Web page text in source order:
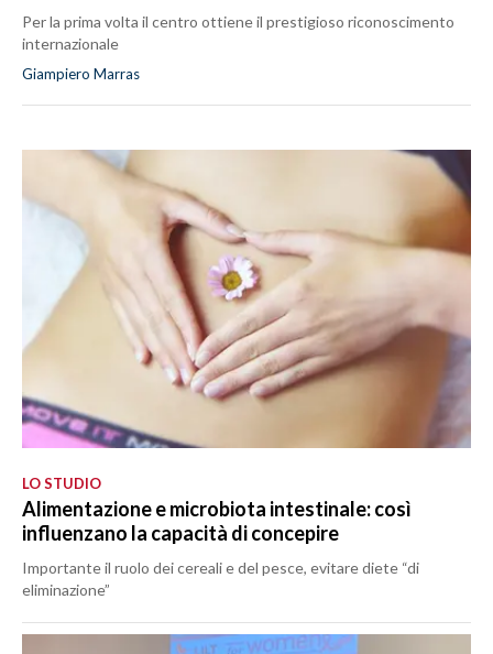
Per la prima volta il centro ottiene il prestigioso riconoscimento
internazionale
Giampiero Marras
LO STUDIO
Alimentazione e microbiota intestinale: così
influenzano la capacità di concepire
Importante il ruolo dei cereali e del pesce, evitare diete “di
eliminazione”